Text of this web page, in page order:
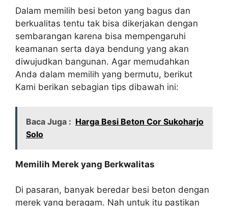
Dalam memilih besi beton yang bagus dan
berkualitas tentu tak bisa dikerjakan dengan
sembarangan karena bisa mempengaruhi
keamanan serta daya bendung yang akan
diwujudkan bangunan. Agar memudahkan
Anda dalam memilih yang bermutu, berikut
Kami berikan sebagian tips dibawah ini:
Baca Juga : Harga Besi Beton Cor Sukoharjo
Solo
Memilih Merek yang Berkwalitas
Di pasaran, banyak beredar besi beton dengan
merek yang beragam. Nah untuk itu pastikan